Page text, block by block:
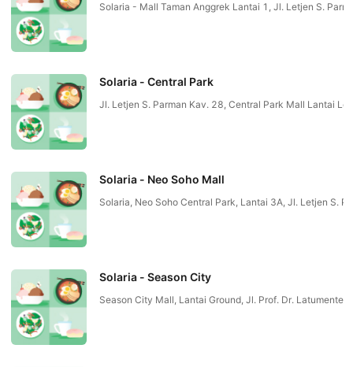
Solaria - Mall Taman Anggrek Lantai 1, Jl. Letjen S.
Solaria - Central Park
Jl. Letjen S. Parman Kav. 28, Central Park Mall Lantai
Solaria - Neo Soho Mall
Solaria, Neo Soho Central Park, Lantai 3A, Jl. Letjen S.
Solaria - Season City
Season City Mall, Lantai Ground, Jl. Prof. Dr.